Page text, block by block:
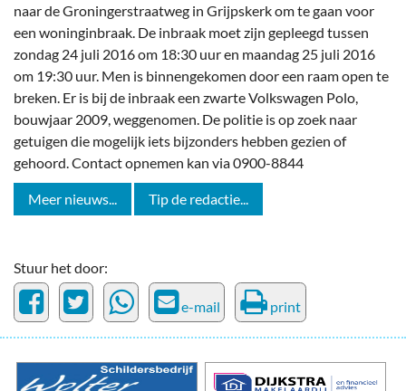
Plaats bericht
naar de Groningerstraatweg in Grijpskerk om te gaan voor
een ‪‎woninginbraak. De inbraak moet zijn gepleegd tussen
zondag 24 juli 2016 om 18:30 uur en maandag 25 juli 2016
om 19:30 uur. Men is binnengekomen door een raam open te
breken. Er is bij de inbraak een zwarte ‪Volkswagen Polo,
bouwjaar 2009, weggenomen. De politie is op zoek naar
getuigen die mogelijk iets bijzonders hebben gezien of
gehoord. Contact opnemen kan via 0900-8844
Meer nieuws... Tip de redactie...
Stuur het door:
e-mail print